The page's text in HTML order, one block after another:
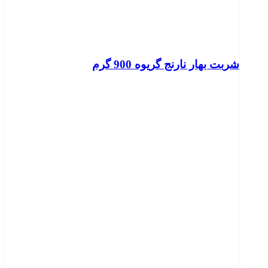
شربت بهار نارنج گریوه 900 گرم